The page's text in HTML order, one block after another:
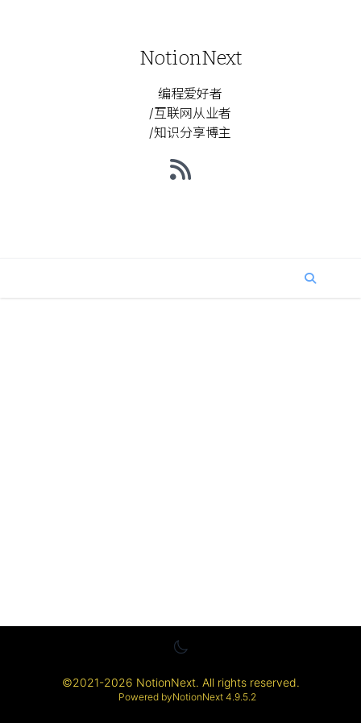
NotionNext
编程爱好者
/互联网从业者
/知识分享博主
©2021-2026 NotionNext. All rights reserved.
Powered byNotionNext 4.9.5.2